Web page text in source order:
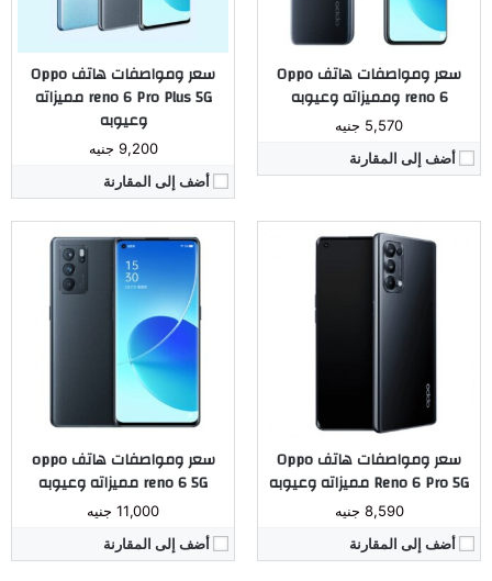
سعر ومواصفات هاتف Oppo
reno 6 ومميزاته وعيوبه
5,570 جنيه
أضف إلى المقارنة
سعر ومواصفات هاتف Oppo
reno 6 Pro Plus 5G مميزاته
وعيوبه
9,200 جنيه
أضف إلى المقارنة
سعر ومواصفات هاتف Oppo
Reno 6 Pro 5G مميزاته وعيوبه
8,590 جنيه
أضف إلى المقارنة
نظام التشغيل:
اندرويد 11
مراجعة كاملة ←
سعر ومواصفات هاتف oppo
reno 6 5G مميزاته وعيوبه
11,000 جنيه
أضف إلى المقارنة
نظام التشغيل: اندرويد 11
خلفية 64 - 8 - 2 ميجابيكسل - أمامية 16 ميجابيكسل
نظام التشغيل:
مراجعة كاملة ←
المُعالج:
الكاميرا:خلفية 64 - 8 - 2 ميجابيكسل - أمامية 32 ميجابيكسل
ذاكرة داخليه / رام:
الشاشة:6.43 بوصة سوبر اموليد
البطارية:4300 ملي امبير
نظام التشغيل:
مراجعة كاملة ←